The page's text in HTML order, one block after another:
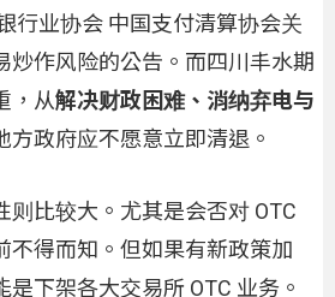
行业协会 中国支付清算协会关
炒作风险的公告。而四川丰水期
，从解决财政困难、消纳弃电与
方政府应不愿意立即清退。
则比较大。尤其是会否对 OTC
不得而知。但如果有新政策加
下架各大交易所 OTC 业务。